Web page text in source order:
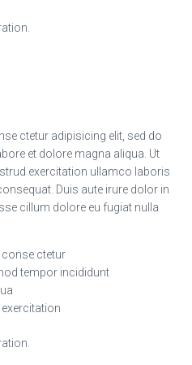
ctetur adipisicing elit, sed do
et dolore magna aliqua. Ut
exercitation ullamco laboris
Duis aute irure dolor in
cillum dolore eu fugiat nulla
conse ctetur
tempor incididunt